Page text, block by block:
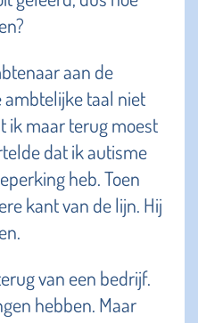
aan de
ambtelijke taal niet
ik maar terug moest
dat ik autisme
heb. Toen
kant van de lijn. Hij
van een bedrijf.
hebben. Maar